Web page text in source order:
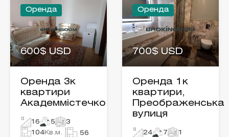
Оренда
600$ USD
Оренда 3к
квартири
Академмістечко
16 5
3
104Кв.м. 56
Оренда
700$ USD
Оренда 1к
квартири,
Преображенська
вулиця
24 7
1